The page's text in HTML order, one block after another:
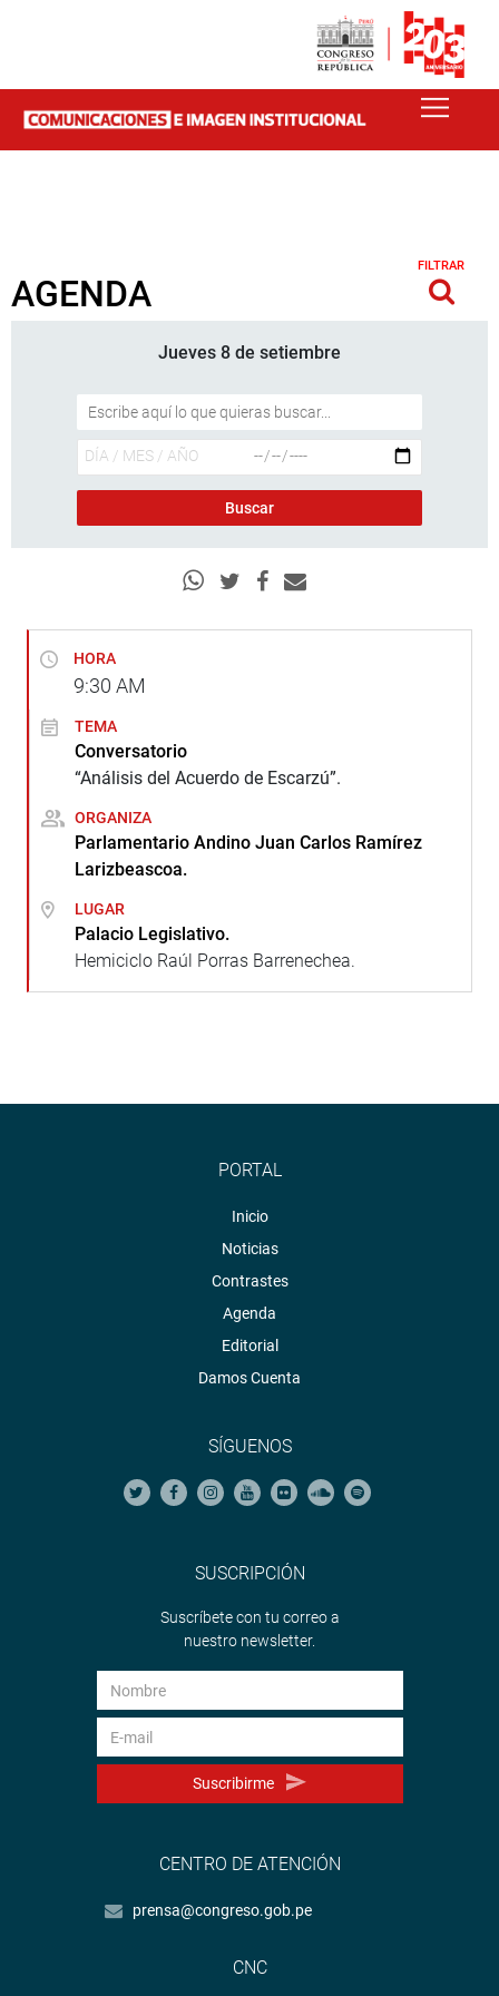
AGENDA
FILTRAR
Jueves 8 de setiembre
HORA
9:30 AM
TEMA
Conversatorio
“Análisis del Acuerdo de Escarzú”.
ORGANIZA
Parlamentario Andino Juan Carlos Ramírez
Larizbeascoa.
LUGAR
Palacio Legislativo.
Hemiciclo Raúl Porras Barrenechea.
PORTAL
Inicio
Noticias
Contrastes
Agenda
Editorial
Damos Cuenta
SÍGUENOS
SUSCRIPCIÓN
Suscríbete con tu correo a
nuestro newsletter.
Suscribirme
CENTRO DE ATENCIÓN
prensa@congreso.gob.pe
CNC